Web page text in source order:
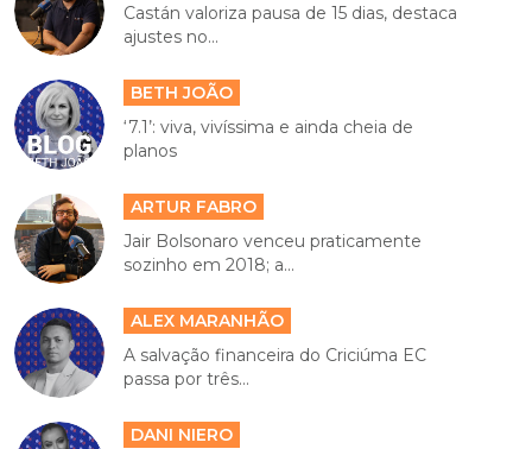
Castán valoriza pausa de 15 dias, destaca
ajustes no...
BETH JOÃO
‘7.1’: viva, vivíssima e ainda cheia de
planos
ARTUR FABRO
Jair Bolsonaro venceu praticamente
sozinho em 2018; a...
ALEX MARANHÃO
A salvação financeira do Criciúma EC
passa por três...
DANI NIERO